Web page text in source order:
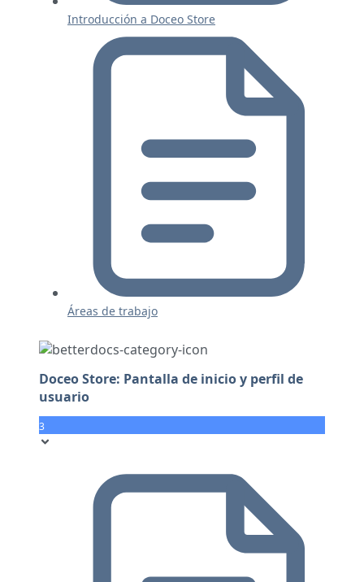
Introducción a Doceo Store
Áreas de trabajo
Doceo Store: Pantalla de inicio y perfil de
usuario
3